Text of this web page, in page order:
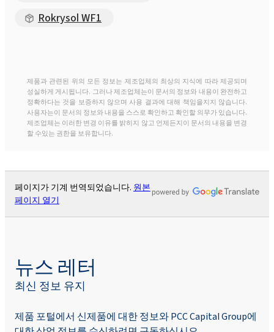
Rokrysol WF1
제품과 관련된 위의 모든 정보는 제조업체의 최상의 지식에 따라 제공되며
성실하게 게시됩니다. 그러나 제조업체는이 문서의 정보와 내용이 완전하고
정확하다는 것을 보증하지 않으며 사용 결과에 대해 책임을지지 않습니다.
사용자는이 문서의 정보와 내용을 스스로 확인하고 확인할 의무가 있습니다.
제조업체는 이러한 변경 이유를 밝히지 않고 언제든지이 문서의 내용을 변경
할 수있는 권한을 보유합니다.
페이지가 기계 번역되었습니다. 원본
페이지 열기
뉴스 레터
최신 정보 유지
제품 포털에서 신제품에 대한 정보와 PCC Capital Group에